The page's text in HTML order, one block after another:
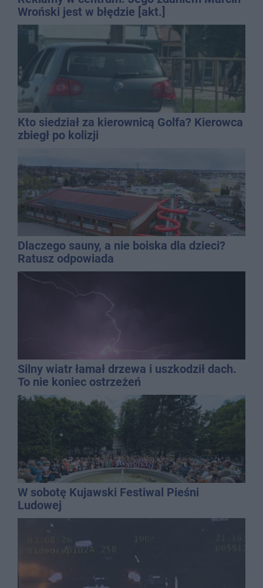
Wroński jest w błędzie [akt.]
Kto siedział za kierownicą Golfa? Kierowca
zbiegł po kolizji
Dlaczego sauny, a nie boiska dla dzieci?
Ratusz odpowiada
Silny wiatr łamał drzewa i uszkodził dach.
To nie koniec ostrzeżeń
W sobotę Kujawski Festiwal Pieśni
Ludowej